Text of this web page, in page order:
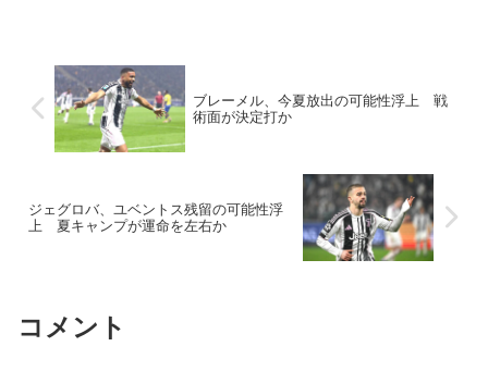
ブレーメル、今夏放出の可能性浮上 戦
術面が決定打か
ジェグロバ、ユベントス残留の可能性浮
上 夏キャンプが運命を左右か
コメント